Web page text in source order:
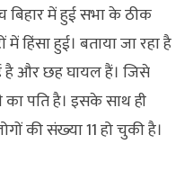
बिहार में हुई सभा के ठीक
हिंसा हुई। बताया जा रहा है
है और छह घायल हैं। जिसे
का पति है। इसके साथ ही
की संख्‍या 11 हो चुकी है।